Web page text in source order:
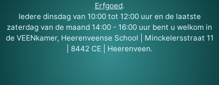
Erfgoed.
Iedere dinsdag van 10:00 tot 12:00 uur en de laatste
zaterdag van de maand 14:00 - 16:00 uur bent u welkom in
de VEENkamer, Heerenveense School | Minckelersstraat 11
| 8442 CE | Heerenveen.